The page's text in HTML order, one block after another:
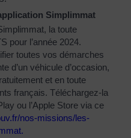
Simplimmat
la toute
pour l’année 2024.
toutes vos démarches
d’un véhicule d’occasion,
et en toute
français. Téléchargez-la
ou l’Apple Store via ce
nos-missions/les-
.